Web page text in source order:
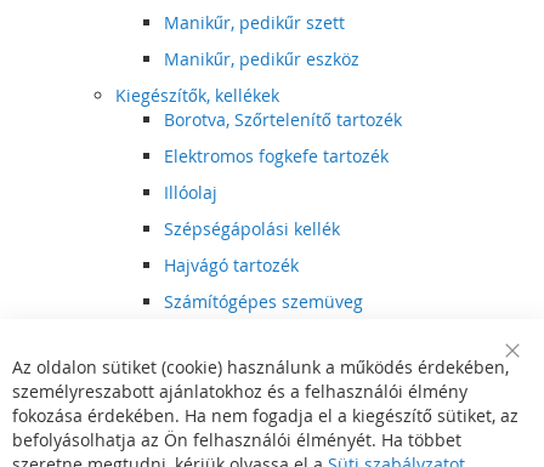
Manikűr, pedikűr szett
Manikűr, pedikűr eszköz
Kiegészítők, kellékek
Borotva, Szőrtelenítő tartozék
Elektromos fogkefe tartozék
Illóolaj
Szépségápolási kellék
Hajvágó tartozék
Számítógépes szemüveg
Hajvágó kiegészítő
Szórakoztató elektronika
Multimédia
DVD, BluRay lejátszó
Bar
Az oldalon sütiket (cookie) használunk a működés érdekében,
személyreszabott ajánlatokhoz és a felhasználói élmény
fokozása érdekében. Ha nem fogadja el a kiegészítő sütiket, az
befolyásolhatja az Ön felhasználói élményét. Ha többet